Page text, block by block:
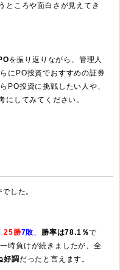
ところや面白さが見えてき
を振り返りながら、管理人
にPO投資でおすすめの証券
PO投資に挑戦したい人や、
にしてみてください。
でした。
25勝7敗、 勝率は78.1％で
時負けが続きましたが、全
好調だったと言えます。